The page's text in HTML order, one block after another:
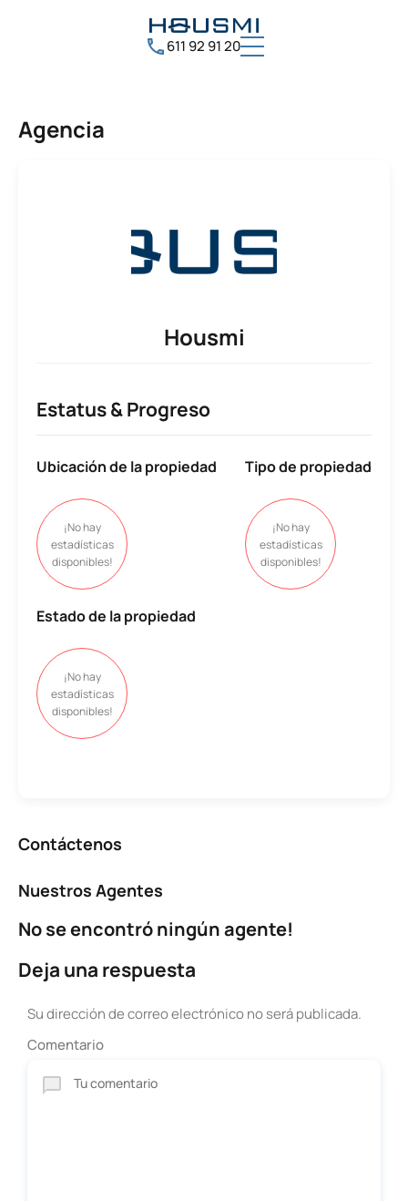
611 92 91 20
Agencia
Housmi
Estatus & Progreso
Ubicaciónde la propiedad
¡No hay
estadísticas
disponibles!
Tipode propiedad
¡No hay
estadísticas
disponibles!
Estadode la propiedad
¡No hay
estadísticas
disponibles!
Contáctenos
Nuestros Agentes
No se encontró ningún agente!
Deja una respuesta
Su dirección de correo electrónico no será publicada.
Comentario